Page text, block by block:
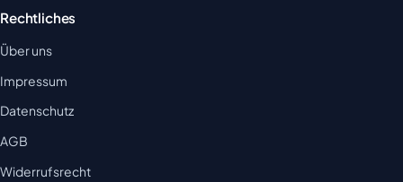
Rechtliches
Über uns
Impressum
Datenschutz
AGB
Widerrufsrecht